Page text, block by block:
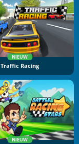
NIEUW
Traffic Racing
NIEUW